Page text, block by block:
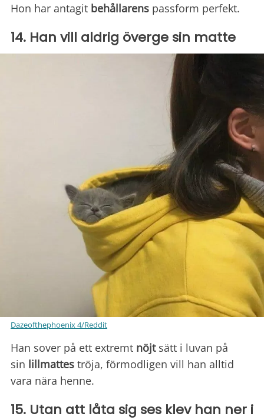
Hon har antagit behållarens passform perfekt.
14. Han vill aldrig överge sin matte
Dazeofthephoenix 4/Reddit
Han sover på ett extremt nöjtsätt i luvan på
sin lillmattes tröja, förmodligen vill han alltid
vara nära henne.
15. Utan att låta sig ses klev han ner i